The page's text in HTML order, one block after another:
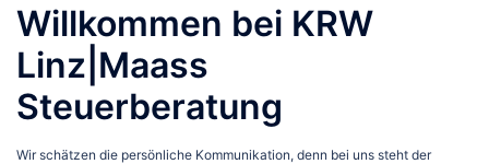
Willkommen bei KRW
Linz|Maass
Steuerberatung
Wir schätzen die persönliche Kommunikation, denn bei uns steht der